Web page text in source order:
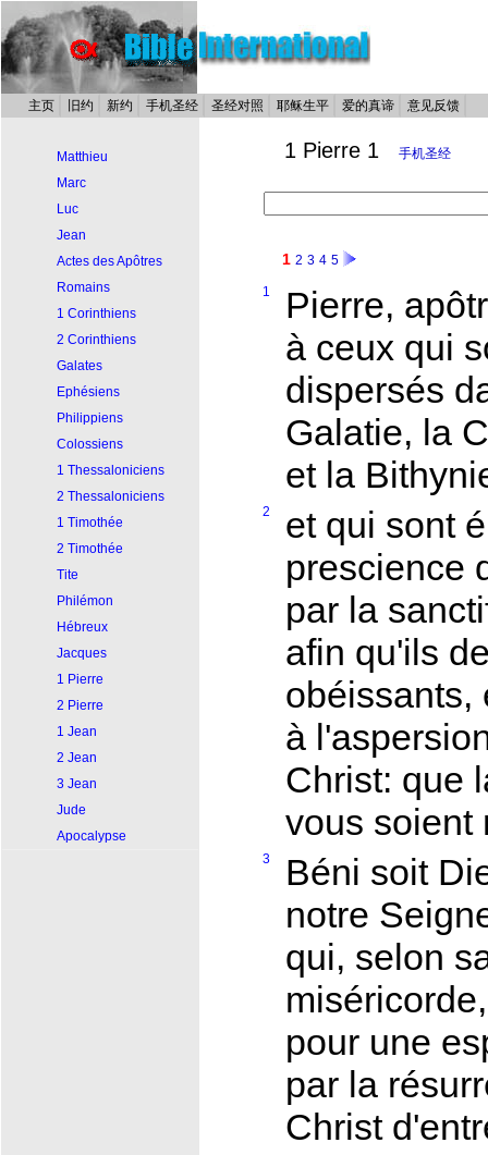
主页 旧约 新约 手机圣经 圣经对照 耶稣生平 爱的真谛 意见反馈
Matthieu
Marc
Luc
Jean
Actes des Apôtres
Romains
1 Corinthiens
2 Corinthiens
Galates
Ephésiens
Philippiens
Colossiens
1 Thessaloniciens
2 Thessaloniciens
1 Timothée
2 Timothée
Tite
Philémon
Hébreux
Jacques
1 Pierre
2 Pierre
1 Jean
2 Jean
3 Jean
Jude
Apocalypse
1 Pierre 1 手机圣经
1 2 3 4 5
1
Pierre,
à ceux qui
dispersés
Galatie, la
et la
2
et qui sont
prescience
par la
afin qu'ils
obéissants,
à
Christ: que
vous soient
3
Béni soit
notre
qui, selon
pour une
par la
Christ